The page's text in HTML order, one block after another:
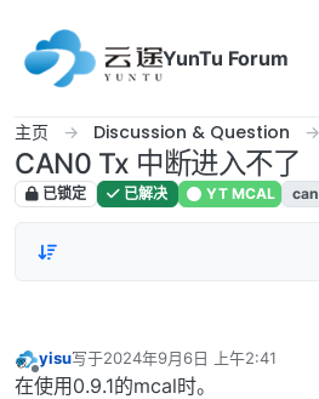
YunTu Forum
主页 Discussion & Question
CAN0 Tx 中断进入不了
已锁定 已解决 YT MCAL can
离线
yisu写于2024年9月6日 上午2:41
最后由 编辑
在使用0.9.1的mcal时。